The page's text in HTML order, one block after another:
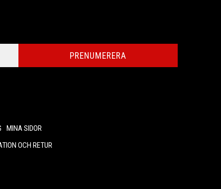
PRENUMERERA
MINA SIDOR
OCH RETUR